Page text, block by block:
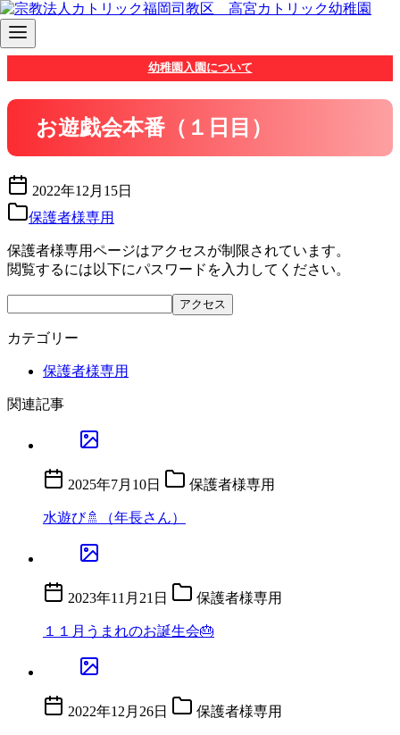
ン
テ
へ
移
動
幼稚園入園について
お遊戯会本番（１日目）
2022年12月15日
保護者様専用
保護者様専用ページはアクセスが制限されています。
閲覧するには以下にパスワードを入力してください。
カテゴリー
保護者様専用
関連記事
2025年7月10日 保護者様専用
水遊び🚿（年長さん）
2023年11月21日 保護者様専用
１１月うまれのお誕生会🎂
2022年12月26日 保護者様専用